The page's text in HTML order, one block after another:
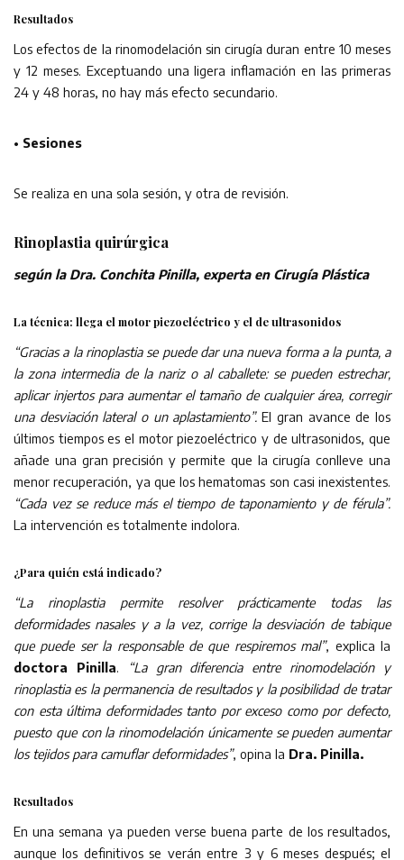
Resultados
Los efectos de la rinomodelación sin cirugía duran entre 10 meses
y 12 meses. Exceptuando una ligera inflamación en las primeras
24 y 48 horas, no hay más efecto secundario.
• Sesiones
Se realiza en una sola sesión, y otra de revisión.
Rinoplastia quirúrgica
según la Dra. Conchita Pinilla, experta en Cirugía Plástica
La técnica: llega el motor piezoeléctrico y el de ultrasonidos
“Gracias a la rinoplastia se puede dar una nueva forma a la punta, a
la zona intermedia de la nariz o al caballete: se pueden estrechar,
aplicar injertos para aumentar el tamaño de cualquier área, corregir
una desviación lateral o un aplastamiento”.El gran avance de los
últimos tiempos es el motor piezoeléctrico y de ultrasonidos, que
añade una gran precisión y permite que la cirugía conlleve una
menor recuperación, ya que los hematomas son casi inexistentes.
“Cada vez se reduce más el tiempo de taponamiento y de férula”.
La intervención es totalmente indolora.
¿Para quién está indicado?
“La rinoplastia permite resolver prácticamente todas las
deformidades nasales y a la vez, corrige la desviación de tabique
que puede ser la responsable de que respiremos mal”, explica la
doctora Pinilla.
“La gran diferencia entre rinomodelación y
rinoplastia es la permanencia de resultados y la posibilidad de tratar
con esta última deformidades tanto por exceso como por defecto,
puesto que con la rinomodelación únicamente se pueden aumentar
los tejidos para camuflar deformidades”, opina la Dra. Pinilla.
Resultados
En una semana ya pueden verse buena parte de los resultados,
aunque los definitivos se verán entre 3 y 6 meses después; el